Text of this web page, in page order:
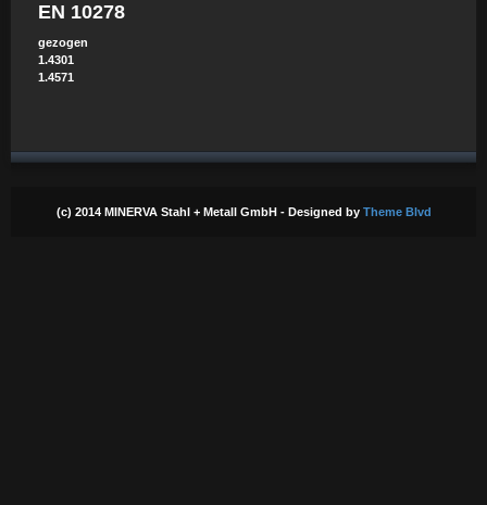
EN 10278
gezogen
1.4301
1.4571
(c) 2014 MINERVA Stahl + Metall GmbH - Designed by Theme Blvd